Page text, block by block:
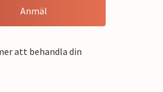
Anmäl
att behandla din